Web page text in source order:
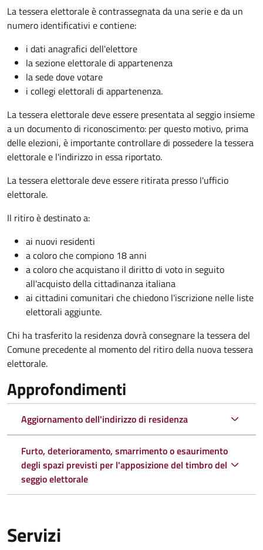
La tessera elettorale è contrassegnata da una serie e da un
numero identificativi e contiene:
i dati anagrafici dell'elettore
la sezione elettorale di appartenenza
la sede dove votare
i collegi elettorali di appartenenza.
La tessera elettorale deve essere presentata al seggio insieme
a un documento di riconoscimento: per questo motivo, prima
delle elezioni, è importante controllare di possedere la tessera
elettorale e l'indirizzo in essa riportato.
La tessera elettorale deve essere ritirata presso l'ufficio
elettorale.
Il ritiro è destinato a:
ai nuovi residenti
a coloro che compiono 18 anni
a coloro che acquistano il diritto di voto in seguito
all'acquisto della cittadinanza italiana
ai cittadini comunitari che chiedono l'iscrizione nelle liste
elettorali aggiunte.
Chi ha trasferito la residenza dovrà consegnare la tessera del
Comune precedente al momento del ritiro della nuova tessera
elettorale.
Approfondimenti
Aggiornamento dell'indirizzo di residenza
Furto, deterioramento, smarrimento o esaurimento
degli spazi previsti per l'apposizione del timbro del
seggio elettorale
Servizi